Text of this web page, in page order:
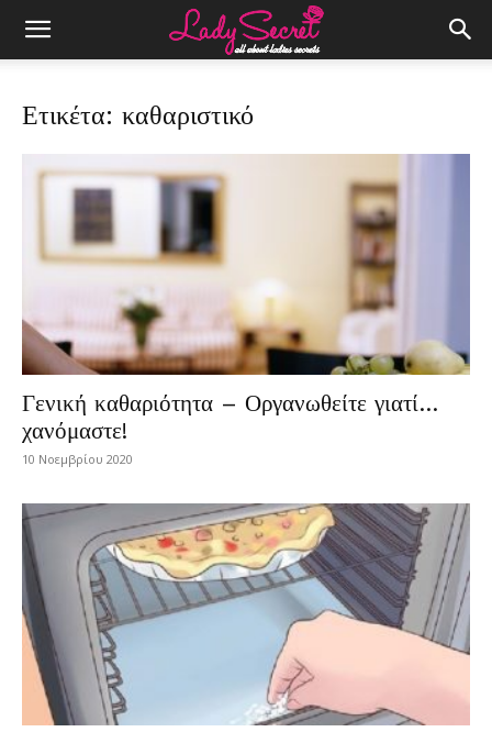
Ετικέτα: καθαριστικό
Γενική καθαριότητα – Οργανωθείτε γιατί…
χανόμαστε!
10 Νοεμβρίου 2020